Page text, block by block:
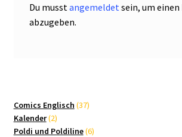
Du musst angemeldet sein, um
abzugeben.
Comics Englisch 3737
Kalender 22
Produkte
Poldi und Poldiline 66